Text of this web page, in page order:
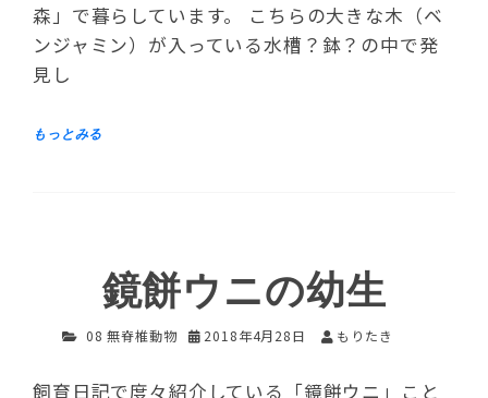
森」で暮らしています。 こちらの大きな木（ベ
ンジャミン）が入っている水槽？鉢？の中で発
見し
鏡餅ウニの幼生
08 無脊椎動物 2018年4月28日 もりたき
飼育日記で度々紹介している「鏡餅ウニ」こと